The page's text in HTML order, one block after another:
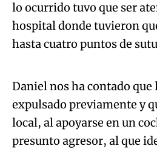
lo ocurrido tuvo que ser
hospital donde tuvieron
hasta cuatro puntos de
Algo salió
An error occurred,
Try again
Daniel nos ha contado que
expulsado previamente y
local, al apoyarse en un
presunto agresor, al que